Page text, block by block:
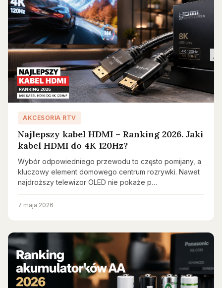
AKCESORIA RTV
Najlepszy kabel HDMI – Ranking 2026. Jaki
kabel HDMI do 4K 120Hz?
Wybór odpowiedniego przewodu to często pomijany, a
kluczowy element domowego centrum rozrywki. Nawet
najdroższy telewizor OLED nie pokaże p…
7 maja 2026